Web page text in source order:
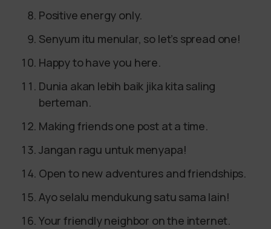
Positive energy only.
Senyum itu menular, so let’s spread one!
Happy to have you here.
Dunia akan lebih baik jika kita saling
berteman.
Making friends one post at a time.
Jangan ragu untuk menyapa!
Open to new adventures and friendships.
Ayo selalu mendukung satu sama lain!
Your friendly neighbor on the internet.